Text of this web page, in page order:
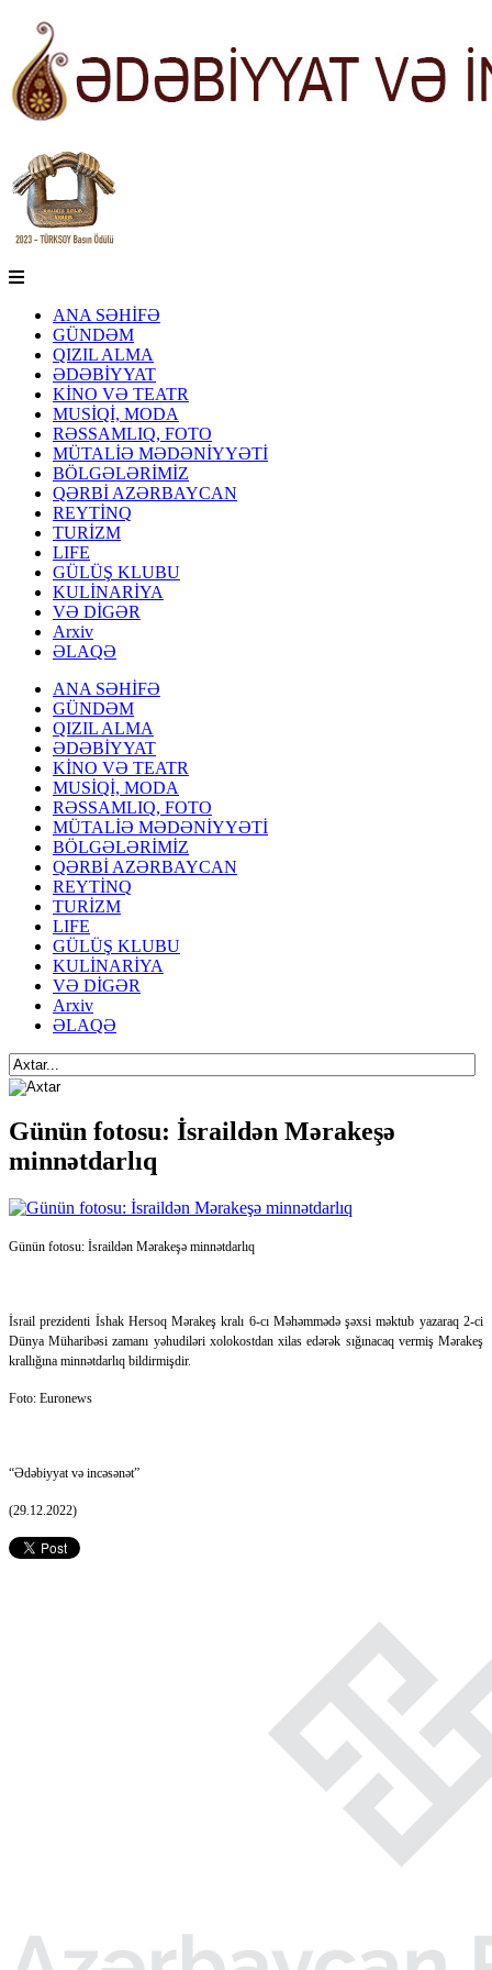
ANA SƏHİFƏ
GÜNDƏM
QIZIL ALMA
ƏDƏBİYYAT
KİNO VƏ TEATR
MUSİQİ, MODA
RƏSSAMLIQ, FOTO
MÜTALİƏ MƏDƏNİYYƏTİ
BÖLGƏLƏRİMİZ
QƏRBİ AZƏRBAYCAN
REYTİNQ
TURİZM
LIFE
GÜLÜŞ KLUBU
KULİNARİYA
VƏ DİGƏR
Arxiv
ƏLAQƏ
ANA SƏHİFƏ
GÜNDƏM
QIZIL ALMA
ƏDƏBİYYAT
KİNO VƏ TEATR
MUSİQİ, MODA
RƏSSAMLIQ, FOTO
MÜTALİƏ MƏDƏNİYYƏTİ
BÖLGƏLƏRİMİZ
QƏRBİ AZƏRBAYCAN
REYTİNQ
TURİZM
LIFE
GÜLÜŞ KLUBU
KULİNARİYA
VƏ DİGƏR
Arxiv
ƏLAQƏ
Günün fotosu: İsraildən Mərakeşə
minnətdarlıq
Günün fotosu: İsraildən Mərakeşə minnətdarlıq
İsrail prezidenti İshak Hersoq Mərakeş kralı 6-cı Məhəmmədə şəxsi məktub yazaraq 2-ci
Dünya Müharibəsi zamanı yəhudiləri xolokostdan xilas edərək sığınacaq vermiş Mərakeş
krallığına minnətdarlıq bildirmişdir.
Foto: Euronews
“Ədəbiyyat və incəsənət”
(29.12.2022)